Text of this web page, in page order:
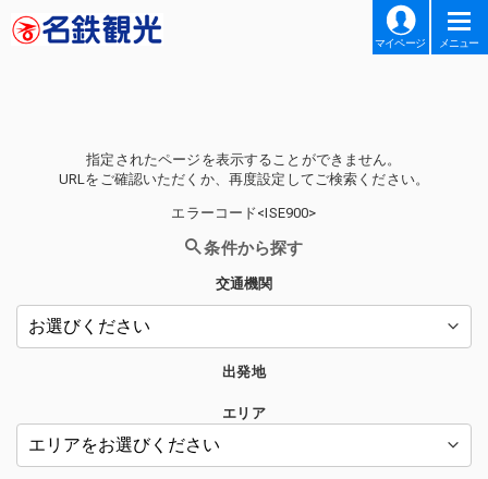
マイページ メニュー
指定されたページを表示することができません。
URLをご確認いただくか、再度設定してご検索ください。
エラーコード<ISE900>
条件から探す
交通機関
出発地
エリア